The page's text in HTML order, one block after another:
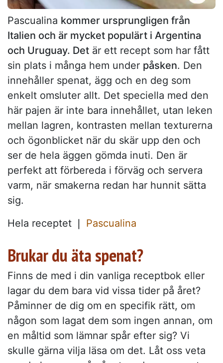
Pascualina kommer ursprungligen från
Italien och är mycket populärt i Argentina
och Uruguay. Det är ett recept som har fått
sin plats i många hem under påsken. Den
innehåller spenat, ägg och en deg som
enkelt omsluter allt. Det speciella med den
här pajen är inte bara innehållet, utan leken
mellan lagren, kontrasten mellan texturerna
och ögonblicket när du skär upp den och
ser de hela äggen gömda inuti. Den är
perfekt att förbereda i förväg och servera
varm, när smakerna redan har hunnit sätta
sig.
Hela receptet ❘ Pascualina
Brukar du äta spenat?
Finns de med i din vanliga receptbok eller
lagar du dem bara vid vissa tider på året?
Påminner de dig om en specifik rätt, om
någon som lagat dem som ingen annan, om
en måltid som lämnar spår efter sig? Vi
skulle gärna vilja läsa om det. Låt oss veta